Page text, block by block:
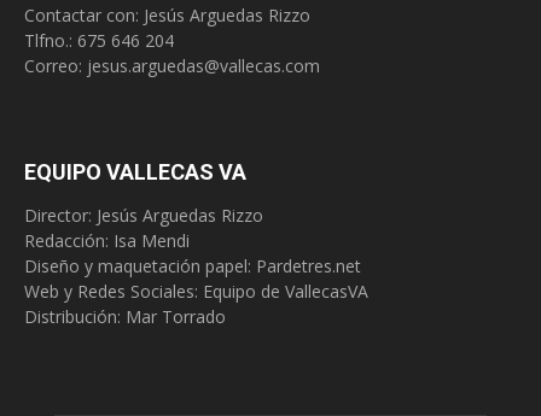
Contactar con: Jesús Arguedas Rizzo
Tlfno.: 675 646 204
Correo: jesus.arguedas@vallecas.com
EQUIPO VALLECAS VA
Director: Jesús Arguedas Rizzo
Redacción: Isa Mendi
Diseño y maquetación papel: Pardetres.net
Web y Redes Sociales: Equipo de VallecasVA
Distribución: Mar Torrado